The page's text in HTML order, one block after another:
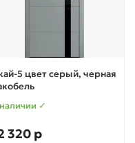
5 цвет серый, черная
✓
320 р